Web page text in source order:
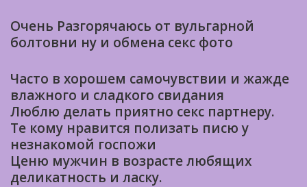
Очень Разгорячаюсь от вульгарной
болтовни ну и обмена секс фото
Часто в хорошем самочувствии и жажде
влажного и сладкого свидания
Люблю делать приятно секс партнеру.
Те кому нравится полизать писю у
незнакомой госпожи
Ценю мужчин в возрасте любящих
деликатность и ласку.